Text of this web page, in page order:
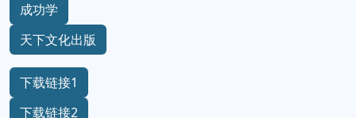
成功学
天下文化出版
下载链接1
下载链接2